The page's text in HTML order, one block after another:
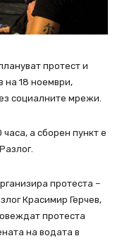
протест и
на 18 ноември,
социалните мрежи.
а сборен пункт е
протеста –
Красимир Герчев,
протеста
на водата в